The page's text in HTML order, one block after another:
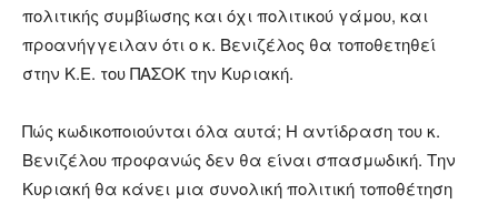
πολιτικής συμβίωσης και όχι πολιτικού γάμου, και
προανήγγειλαν ότι ο κ. Βενιζέλος θα τοποθετηθεί
στην Κ.Ε. του ΠΑΣΟΚ την Κυριακή.
Πώς κωδικοποιούνται όλα αυτά; Η αντίδραση του κ.
Βενιζέλου προφανώς δεν θα είναι σπασμωδική. Την
Κυριακή θα κάνει μια συνολική πολιτική τοποθέτηση